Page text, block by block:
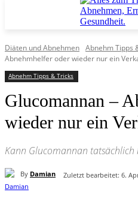
Diäten und Abnehmen Abnehm Tipps
Abnehmhelfer oder wieder nur ein
Abnehm Tipps & Tricks
Glucomannan –
wieder nur ein
Kann Glucomannan tatsächlich
By Damian Zuletzt bearbeitet: 6.